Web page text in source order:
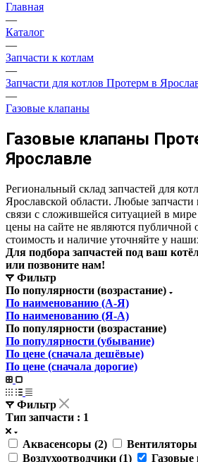
Главная
—
Каталог
—
Запчасти к котлам
—
Запчасти для котлов Протерм в
—
Газовые клапаны
Газовые клапаны
Ярославле
Региональный склад запчастей для
Ярославской области. Любые
связи с сложившейся ситуацией в
цены на сайте не являются
стоимость и наличие уточняйте у
Для подбора запчастей под ваш
или позвоните нам!
Фильтр
По популярности (возрастание)
По наименованию (А-Я)
По наименованию (Я-А)
По популярности (возрастание)
По популярности (убывание)
По цене (сначала дешёвые)
По цене (сначала дорогие)
Фильтр
Тип запчасти : 1
Аквасенсоры (2)
Воздухоотводчики (1) Газовые